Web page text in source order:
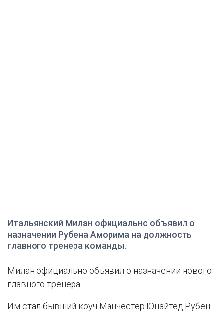
Итальянский Милан официально объявил о
назначении Рубена Аморима на должность
главного тренера команды.
Милан официально объявил о назначении нового
главного тренера.
Им стал бывший коуч Манчестер Юнайтед Рубен